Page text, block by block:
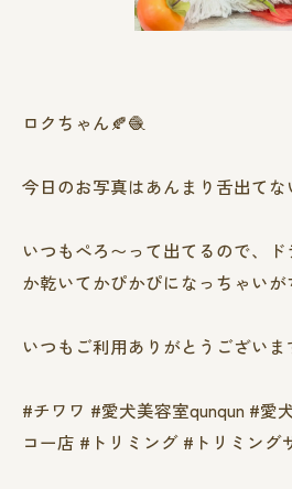
ロクちゃん🍂🧶
今日のお写真はあんまり舌出てな
いつもぺろ〜って出てるので、
か乾いてかぴかぴになっちゃい
いつもご利用ありがとうございま
#チワワ #愛犬美容室qunqun #愛
コー店 #トリミング #トリミング